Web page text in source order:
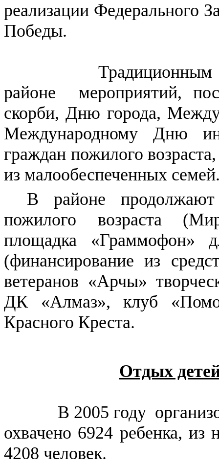
реализации Федерального
Победы.
Традиционным
районе мероприятий,
скорби, Дню города,
Международному Дню
граждан пожилого
из малообеспеченных
В районе
пожилого возраста
площадка «Граммофон»
(финансирование из
ветеранов «Арчы»
ДК «Алмаз», клуб
Красного Креста.
Отдых
В 2005 году
охвачено 6924 ребенка,
4208 человек.